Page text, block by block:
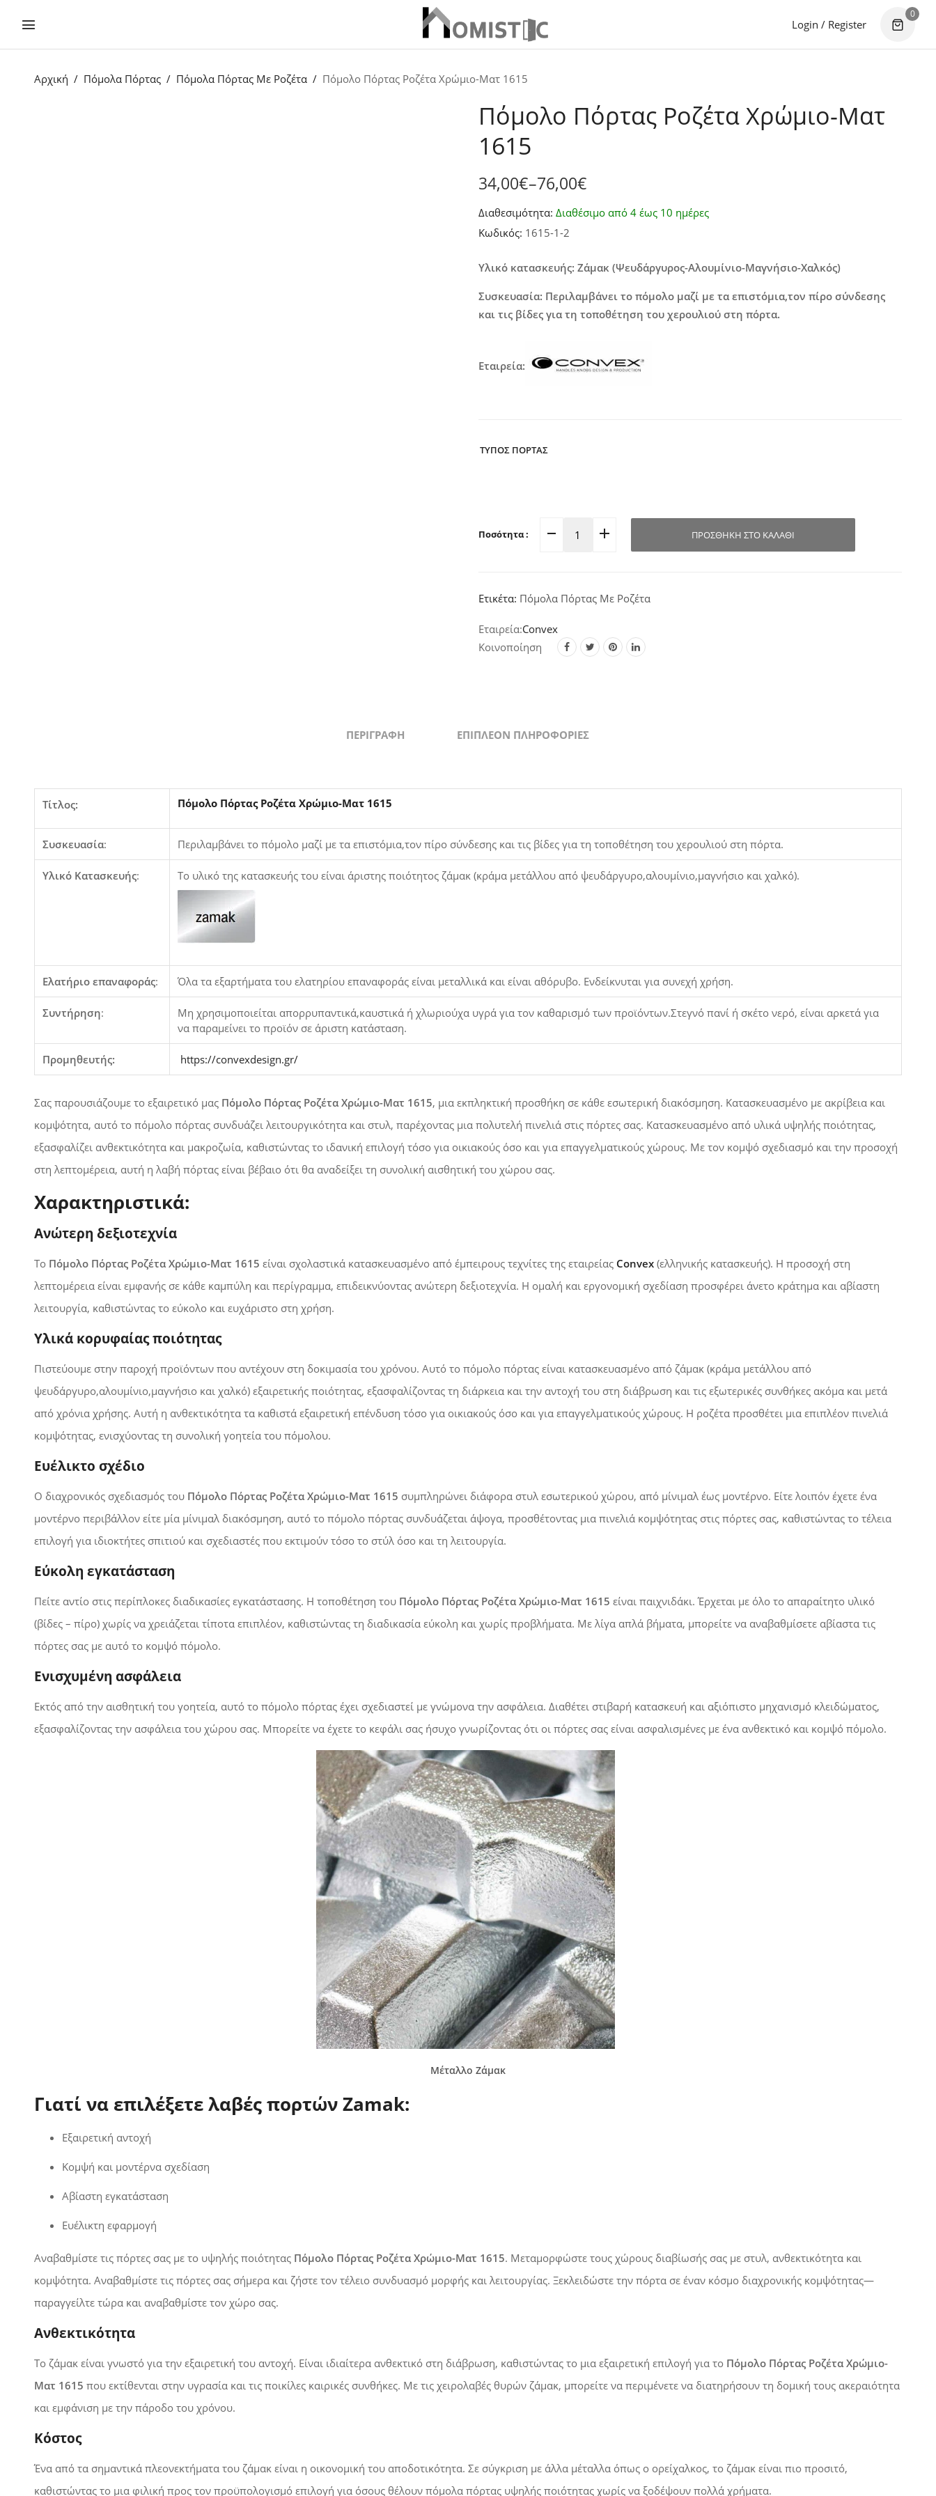
Login / Register
0
Αρχική Πόμολα Πόρτας Πόμολα Πόρτας Με Ροζέτα Πόμολο Πόρτας Ροζέτα Χρώμιο-Ματ 1615
Πόμολο Πόρτας Ροζέτα Χρώμιο-Ματ
1615
34,00€–76,00€
Price
range:
34,00€
through
76,00€
Διαθεσιμότητα: Διαθέσιμο από 4 έως 10 ημέρες
Κωδικός: 1615-1-2
Υλικό κατασκευής: Ζάμακ (Ψευδάργυρος-Αλουμίνιο-Μαγνήσιο-Χαλκός)
Συσκευασία: Περιλαμβάνει το πόμολο μαζί με τα επιστόμια,τον πίρο σύνδεσης
και τις βίδες για τη τοποθέτηση του χερουλιού στη πόρτα.
Εταιρεία:
ΤΥΠΟΣ ΠΟΡΤΑΣ
Ποσότητα :
Πόμολο
Χρώμιο-
Ματ
quantity
ΠΡΟΣΘΉΚΗ ΣΤΟ ΚΑΛΆΘΙ
Ετικέτα: Πόμολα Πόρτας Με Ροζέτα
Convex
Κοινοποίηση
ΠΕΡΙΓΡΑΦΉ ΕΠΙΠΛΈΟΝ ΠΛΗΡΟΦΟΡΊΕΣ
Τίτλος: Πόμολο Πόρτας Ροζέτα Χρώμιο-Ματ 1615
Συσκευασία: Περιλαμβάνει το πόμολο μαζί με τα επιστόμια,τον πίρο σύνδεσης και τις βίδες για τη τοποθέτηση του χερουλιού στη πόρτα.
Υλικό Κατασκευής: Το υλικό της κατασκευής του είναι άριστης ποιότητος ζάμακ (κράμα μετάλλου από ψευδάργυρο,αλουμίνιο,μαγνήσιο και χαλκό).
Ελατήριο επαναφοράς: Όλα τα εξαρτήματα του ελατηρίου επαναφοράς είναι μεταλλικά και είναι αθόρυβο. Ενδείκνυται για συνεχή χρήση.
Συντήρηση:
Μη χρησιμοποιείται απορρυπαντικά,καυστικά ή χλωριούχα υγρά για τον καθαρισμό των προϊόντων.Στεγνό πανί ή σκέτο νερό, είναι αρκετά για
να παραμείνει το προϊόν σε άριστη κατάσταση.
Προμηθευτής: https://convexdesign.gr/
Σας παρουσιάζουμε το εξαιρετικό μας Πόμολο Πόρτας Ροζέτα Χρώμιο-Ματ 1615, μια εκπληκτική προσθήκη σε κάθε εσωτερική διακόσμηση. Κατασκευασμένο με ακρίβεια και
κομψότητα, αυτό το πόμολο πόρτας συνδυάζει λειτουργικότητα και στυλ, παρέχοντας μια πολυτελή πινελιά στις πόρτες σας. Κατασκευασμένο από υλικά υψηλής ποιότητας,
εξασφαλίζει ανθεκτικότητα και μακροζωία, καθιστώντας το ιδανική επιλογή τόσο για οικιακούς όσο και για επαγγελματικούς χώρους. Με τον κομψό σχεδιασμό και την προσοχή
στη λεπτομέρεια, αυτή η λαβή πόρτας είναι βέβαιο ότι θα αναδείξει τη συνολική αισθητική του χώρου σας.
Χαρακτηριστικά:
Ανώτερη δεξιοτεχνία
Το Πόμολο Πόρτας Ροζέτα Χρώμιο-Ματ 1615 είναι σχολαστικά κατασκευασμένο από έμπειρους τεχνίτες της εταιρείας Convex(ελληνικής κατασκευής). Η προσοχή στη
λεπτομέρεια είναι εμφανής σε κάθε καμπύλη και περίγραμμα, επιδεικνύοντας ανώτερη δεξιοτεχνία. Η ομαλή και εργονομική σχεδίαση προσφέρει άνετο κράτημα και αβίαστη
λειτουργία, καθιστώντας το εύκολο και ευχάριστο στη χρήση.
Υλικά κορυφαίας ποιότητας
Πιστεύουμε στην παροχή προϊόντων που αντέχουν στη δοκιμασία του χρόνου. Αυτό το πόμολο πόρτας είναι κατασκευασμένο από ζάμακ (κράμα μετάλλου από
ψευδάργυρο,αλουμίνιο,μαγνήσιο και χαλκό)εξαιρετικής ποιότητας, εξασφαλίζοντας τη διάρκεια και την αντοχή του στη διάβρωση και τις εξωτερικές συνθήκες ακόμα και μετά
από χρόνια χρήσης. Αυτή η ανθεκτικότητα τα καθιστά εξαιρετική επένδυση τόσο για οικιακούς όσο και για επαγγελματικούς χώρους. Η ροζέτα προσθέτει μια επιπλέον πινελιά
κομψότητας, ενισχύοντας τη συνολική γοητεία του πόμολου.
Ευέλικτο σχέδιο
Ο διαχρονικός σχεδιασμός του Πόμολο Πόρτας Ροζέτα Χρώμιο-Ματ 1615 συμπληρώνει διάφορα στυλ εσωτερικού χώρου, από μίνιμαλ έως μοντέρνο. Είτε λοιπόν έχετε ένα
μοντέρνο περιβάλλον είτε μία μίνιμαλ διακόσμηση, αυτό το πόμολο πόρτας συνδυάζεται άψογα, προσθέτοντας μια πινελιά κομψότητας στις πόρτες σας, καθιστώντας τo τέλεια
επιλογή για ιδιοκτήτες σπιτιού και σχεδιαστές που εκτιμούν τόσο τo στύλ όσο και τη λειτουργία.
Εύκολη εγκατάσταση
Πείτε αντίο στις περίπλοκες διαδικασίες εγκατάστασης. Η τοποθέτηση του Πόμολο Πόρτας Ροζέτα Χρώμιο-Ματ 1615 είναι παιχνιδάκι. Έρχεται με όλο το απαραίτητο υλικό
(βίδες – πίρο) χωρίς να χρειάζεται τίποτα επιπλέον, καθιστώντας τη διαδικασία εύκολη και χωρίς προβλήματα. Με λίγα απλά βήματα, μπορείτε να αναβαθμίσετε αβίαστα τις
πόρτες σας με αυτό το κομψό πόμολο.
Ενισχυμένη ασφάλεια
Εκτός από την αισθητική του γοητεία, αυτό το πόμολο πόρτας έχει σχεδιαστεί με γνώμονα την ασφάλεια. Διαθέτει στιβαρή κατασκευή και αξιόπιστο μηχανισμό κλειδώματος,
εξασφαλίζοντας την ασφάλεια του χώρου σας. Μπορείτε να έχετε το κεφάλι σας ήσυχο γνωρίζοντας ότι οι πόρτες σας είναι ασφαλισμένες με ένα ανθεκτικό και κομψό πόμολο.
Μέταλλο Ζάμακ
Γιατί να επιλέξετε λαβές πορτών Zamak:
Εξαιρετική αντοχή
Κομψή και μοντέρνα σχεδίαση
Αβίαστη εγκατάσταση
Ευέλικτη εφαρμογή
Αναβαθμίστε τις πόρτες σας με το υψηλής ποιότητας Πόμολο Πόρτας Ροζέτα Χρώμιο-Ματ 1615. Μεταμορφώστε τους χώρους διαβίωσής σας με στυλ, ανθεκτικότητα και
κομψότητα. Αναβαθμίστε τις πόρτες σας σήμερα και ζήστε τον τέλειο συνδυασμό μορφής και λειτουργίας. Ξεκλειδώστε την πόρτα σε έναν κόσμο διαχρονικής κομψότητας—
παραγγείλτε τώρα και αναβαθμίστε τον χώρο σας.
Ανθεκτικότητα
Το ζάμακ είναι γνωστό για την εξαιρετική του αντοχή. Είναι ιδιαίτερα ανθεκτικό στη διάβρωση, καθιστώντας το μια εξαιρετική επιλογή για το Πόμολο Πόρτας Ροζέτα Χρώμιο-
Ματ 1615 που εκτίθενται στην υγρασία και τις ποικίλες καιρικές συνθήκες. Με τις χειρολαβές θυρών ζάμακ, μπορείτε να περιμένετε να διατηρήσουν τη δομική τους ακεραιότητα
και εμφάνιση με την πάροδο του χρόνου.
Κόστος
Ένα από τα σημαντικά πλεονεκτήματα του ζάμακ είναι η οικονομική του αποδοτικότητα. Σε σύγκριση με άλλα μέταλλα όπως ο ορείχαλκος, το ζάμακ είναι πιο προσιτό,
καθιστώντας το μια φιλική προς τον προϋπολογισμό επιλογή για όσους θέλουν πόμολα πόρτας υψηλής ποιότητας χωρίς να ξοδέψουν πολλά χρήματα.